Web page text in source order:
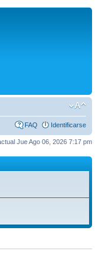
FAQ Identificarse
Jue Ago 06, 2026 7:17 pm